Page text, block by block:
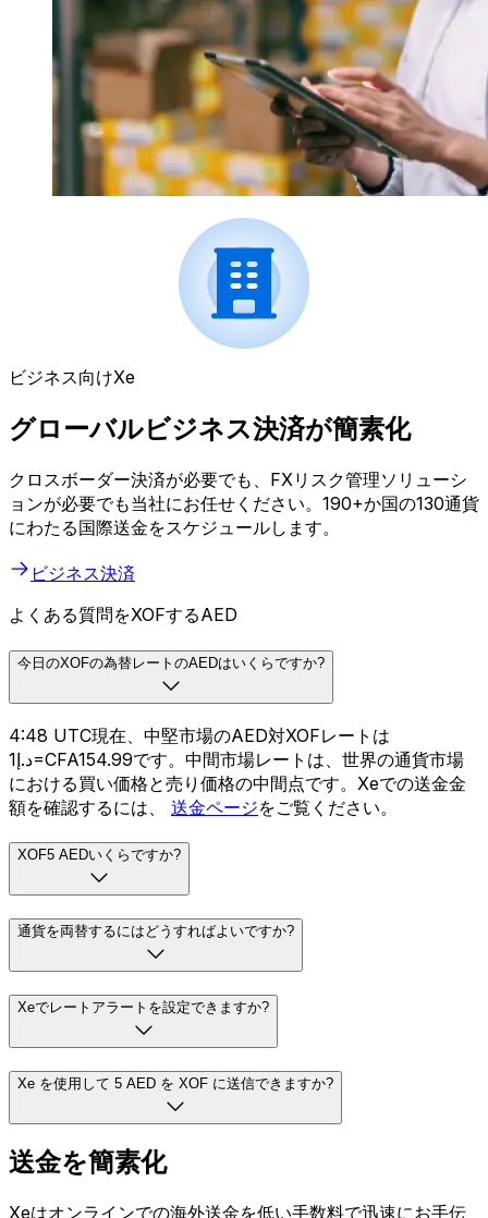
ビジネス向けXe
グローバルビジネス決済が簡素化
クロスボーダー決済が必要でも、FXリスク管理ソリューシ
ョンが必要でも当社にお任せください。190+か国の130通貨
にわたる国際送金をスケジュールします。
ビジネス決済
よくある質問をXOFするAED
今日のXOFの為替レートのAEDはいくらですか?
4:48 UTC現在、中堅市場のAED対XOFレートは
د.إ1=CFA154.99です。中間市場レートは、世界の通貨市場
における買い価格と売り価格の中間点です。Xeでの送金金
額を確認するには、 送金ページをご覧ください。
XOF5 AEDいくらですか?
通貨を両替するにはどうすればよいですか?
Xeでレートアラートを設定できますか?
Xe を使用して 5 AED を XOF に送信できますか?
送金を簡素化
Xeはオンラインでの海外送金を低い手数料で迅速にお手伝